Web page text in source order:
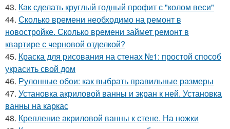
43. Как сделать круглый годный профит с "колом веси"
44. Сколько времени необходимо на ремонт в
новостройке. Сколько времени займет ремонт в
квартире с черновой отделкой?
45. Краска для рисования на стенах №1: простой способ
украсить свой дом
46. Рулонные обои: как выбрать правильные размеры
47. Установка акриловой ванны и экран к ней. Установка
ванны на каркас
48. Крепление акриловой ванны к стене. На ножки